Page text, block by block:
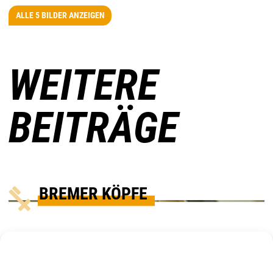
ALLE 5 BILDER ANZEIGEN
WEITERE
BEITRÄGE
BREMER KÖPFE